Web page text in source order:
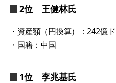
2位 王健林氏
・資産額（円換算）：242億
・国籍：中国
1位 李兆基氏